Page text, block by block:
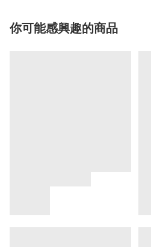
你可能感興趣的商品